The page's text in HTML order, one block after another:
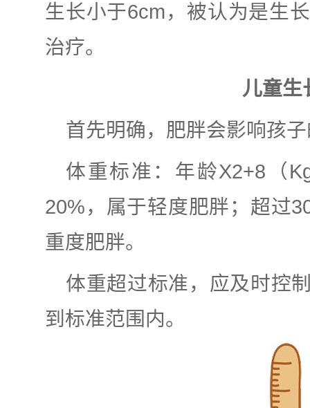
生长小于6cm，被认为是生
治疗。
儿童
首先明确，肥胖会影响孩
体重标准：年龄X2+8（
20%，属于轻度肥胖；超过
重度肥胖。
体重超过标准，应及时控
到标准范围内。